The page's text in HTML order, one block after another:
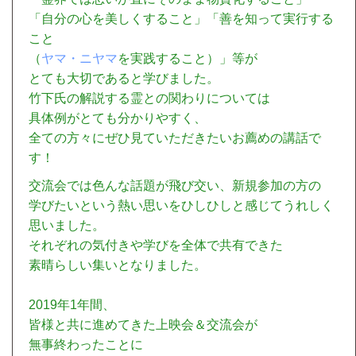
「自分の心を美しくすること」「善を知って実行する
こと
（ヤマ・ニヤマを実践すること）」等が
とても大切であると学びました。
竹下氏の解説する霊との関わりについては
具体例がとても分かりやすく、
全ての方々にぜひ見ていただきたいお薦めの講話で
す！
交流会では色んな話題が飛び交い、新規参加の方の
学びたいという熱い思いをひしひしと感じてうれしく
思いました。
それぞれの気付きや学びを全体で共有できた
素晴らしい集いとなりました。
2019年1年間、
皆様と共に進めてきた上映会＆交流会が
無事終わったことに